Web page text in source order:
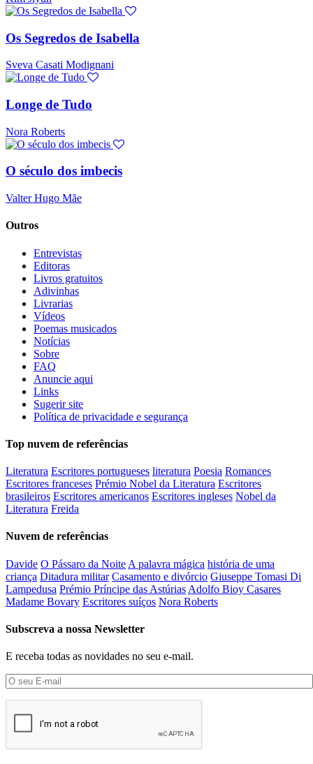
Os Segredos de Isabella
Sveva Casati Modignani
Longe de Tudo
Nora Roberts
O século dos imbecis
Valter Hugo Mãe
Outros
Entrevistas
Editoras
Livros gratuitos
Adivinhas
Livrarias
Vídeos
Poemas musicados
Notícias
Sobre
FAQ
Anuncie aqui
Links
Sugerir site
Política de privacidade e segurança
Top nuvem de referências
Literatura Escritores portugueses literatura Poesia Romances
Escritores franceses Prémio Nobel da Literatura Escritores
brasileiros Escritores americanos Escritores ingleses Nobel da
Literatura Freida
Nuvem de referências
Davide O Pássaro da Noite A palavra mágica história de uma
criança Ditadura militar Casamento e divórcio Giuseppe Tomasi Di
Lampedusa Prémio Príncipe das Astúrias Adolfo Bioy Casares
Madame Bovary Escritores suíços Nora Roberts
Subscreva a nossa Newsletter
E receba todas as novidades no seu e-mail.